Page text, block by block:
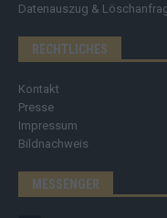
Datenauszug &
RECHTLICHES
Kontakt
Presse
Impressum
Bildnachweis
MESSENGER